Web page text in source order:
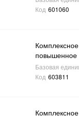
Код 601060
повышенное
Базовая
Код 603811